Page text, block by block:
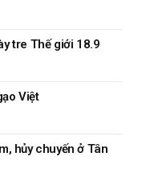
tre Thế giới 18.9
Việt
hủy chuyến ở Tân